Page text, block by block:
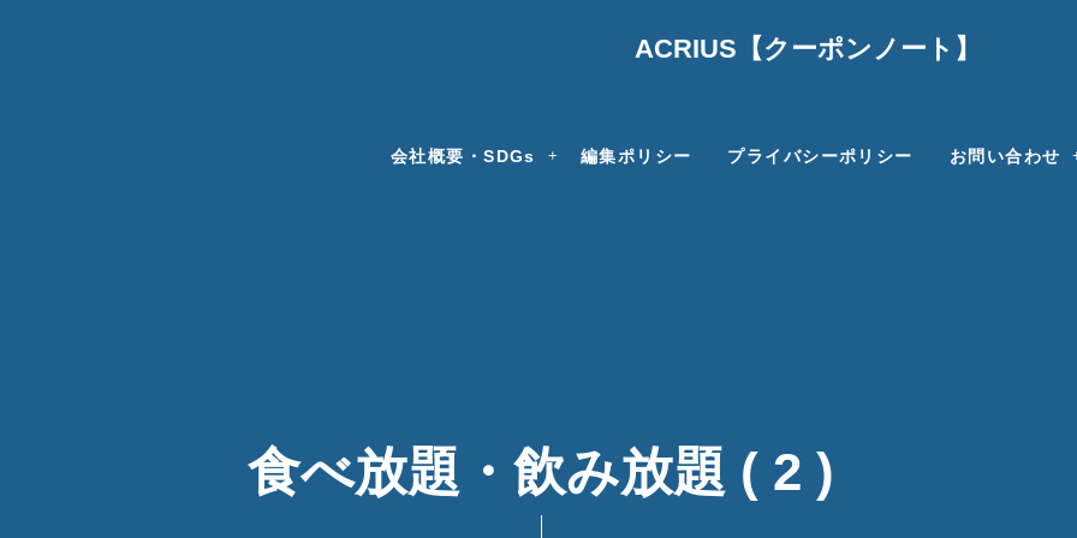
ACRIUS【クーポンノート】
会社概要・SDGs 編集ポリシー プライバシーポリシー お問い合わせ
食べ放題・飲み放題 ( 2 )